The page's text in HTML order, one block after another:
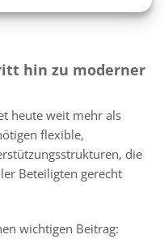
hin zu moderner
heute weit mehr als
flexible,
die
Beteiligten gerecht
wichtigen Beitrag: